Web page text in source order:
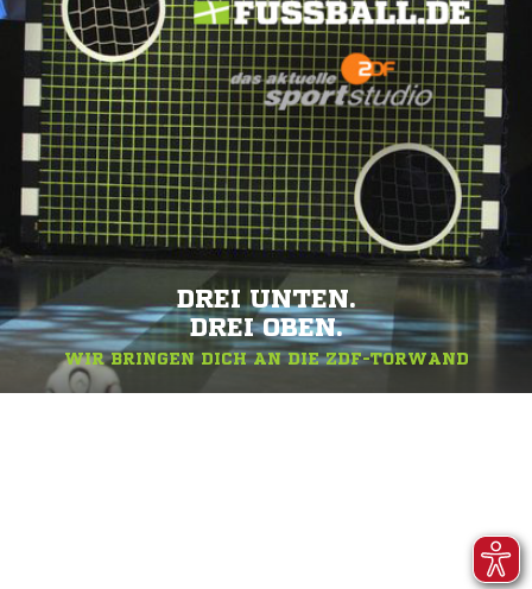
DREI UNTEN.
DREI OBEN.
WIR BRINGEN DICH AN DIE ZDF-TORWAND